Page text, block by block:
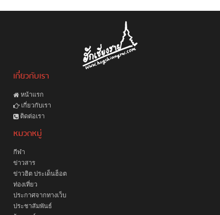
เกี่ยวกับเรา
หน้าแรก
เกี่ยวกับเรา
ติดต่อเรา
หมวดหมู่
กีฬา
ข่าวสาร
ข่าวฮิต ประเด็นฮ็อต
ท่องเที่ยว
ประกาศจากทางเว็บ
ประชาสัมพันธ์